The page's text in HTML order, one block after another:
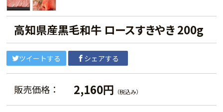
高知県産黒毛和牛 ロースすきやき 200g
ツイートする シェアする
販売価格： 2,160円 （税込み）